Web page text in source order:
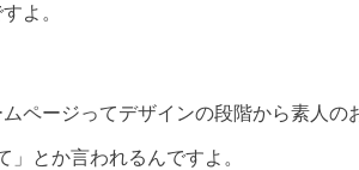
よ。
ページってデザインの段階から素人の
とか言われるんですよ。